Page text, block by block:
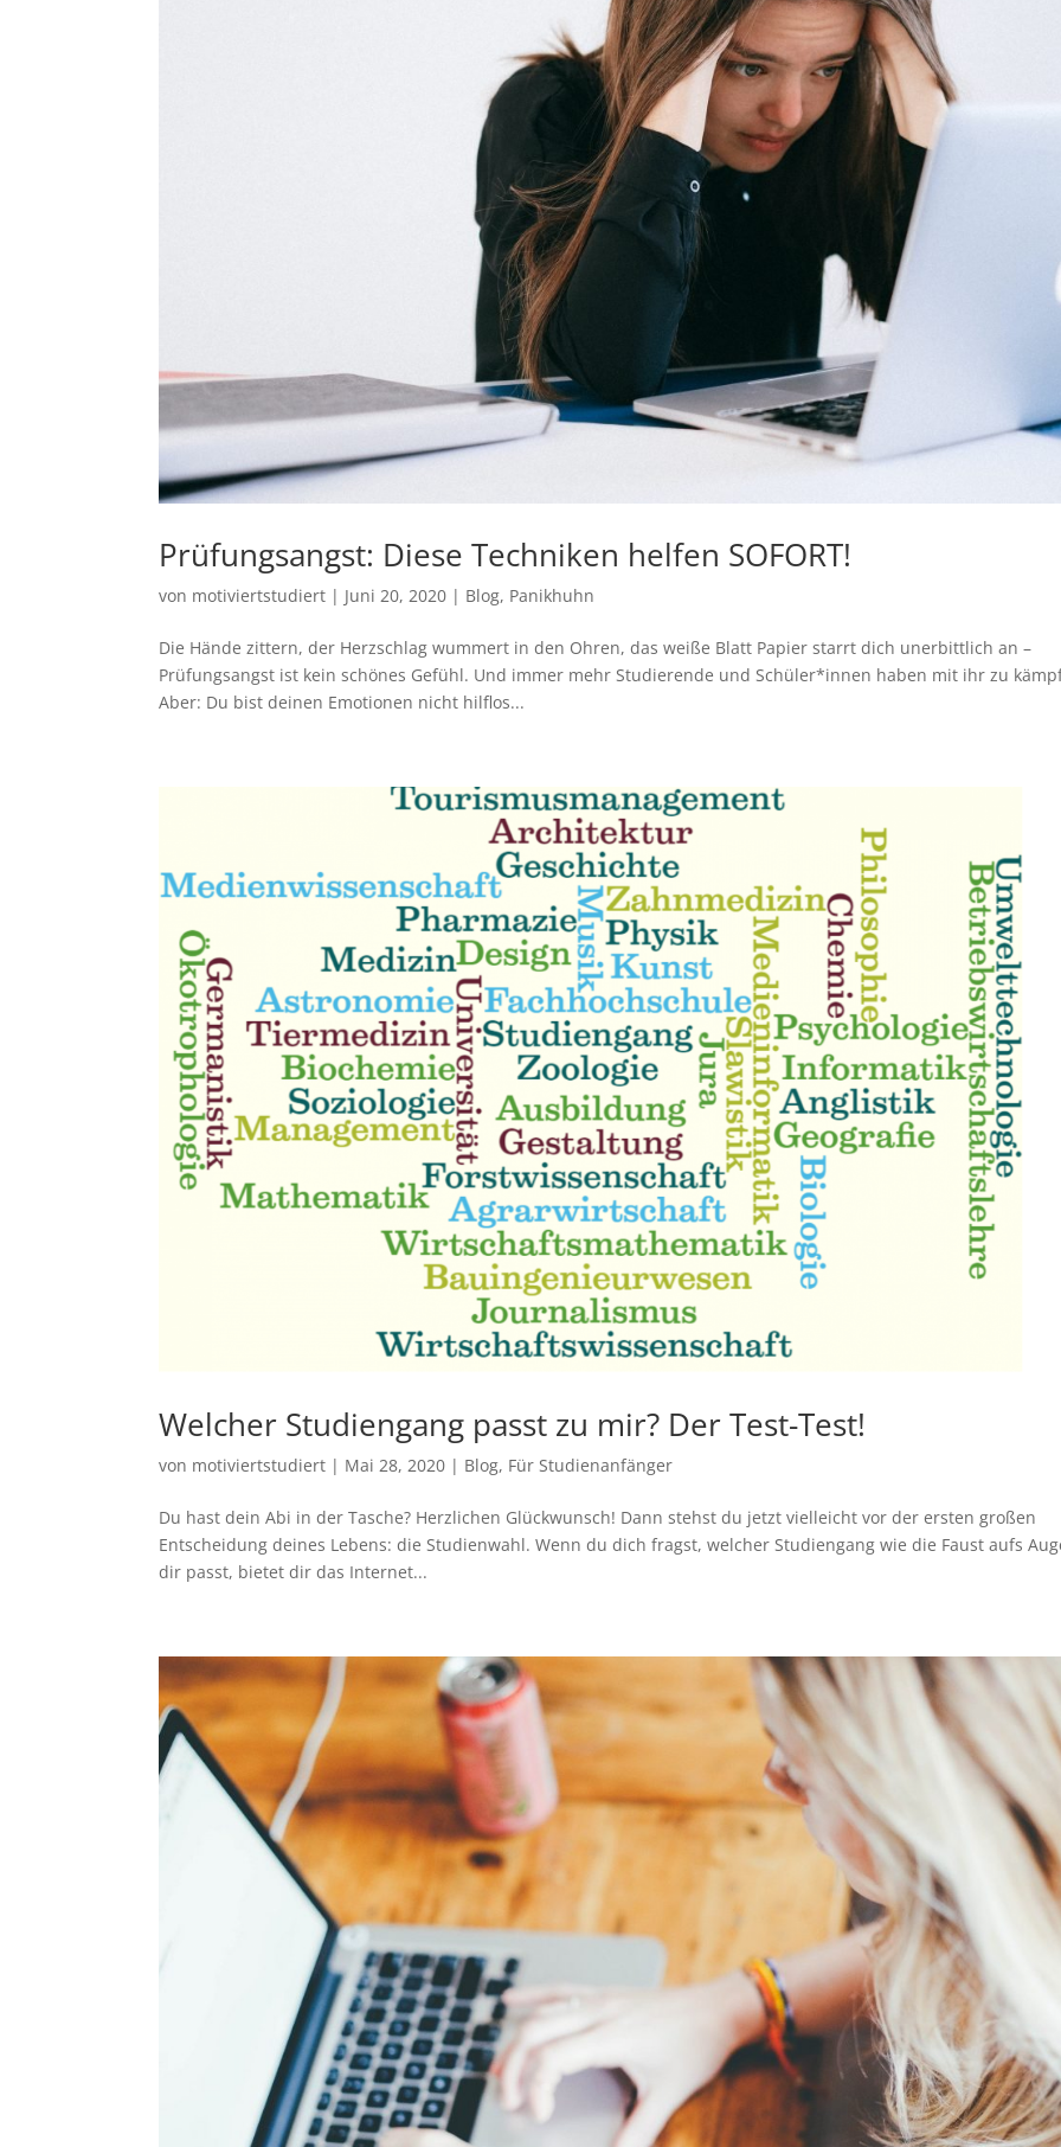
Prüfungsangst: Diese Techniken helfen SOFORT!
von motiviertstudiert | Juni 20, 2020 | Blog, Panikhuhn
Die Hände zittern, der Herzschlag wummert in den Ohren, das weiße Blatt Papier starrt dich unerbittlich an –
Prüfungsangst ist kein schönes Gefühl. Und immer mehr Studierende und Schüler*innen haben mit ihr zu
Aber: Du bist deinen Emotionen nicht hilflos...
Welcher Studiengang passt zu mir? Der Test-Test!
von motiviertstudiert | Mai 28, 2020 | Blog, Für Studienanfänger
Du hast dein Abi in der Tasche? Herzlichen Glückwunsch! Dann stehst du jetzt vielleicht vor der ersten großen
Entscheidung deines Lebens: die Studienwahl. Wenn du dich fragst, welcher Studiengang wie die Faust aufs
dir passt, bietet dir das Internet...